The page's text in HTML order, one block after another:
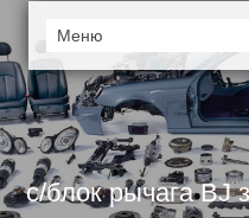
с/блок рычага BJ